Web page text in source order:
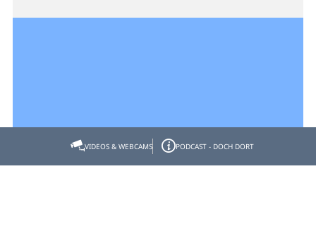
VIDEOS & WEBCAMS PODCAST - DOCH DORT